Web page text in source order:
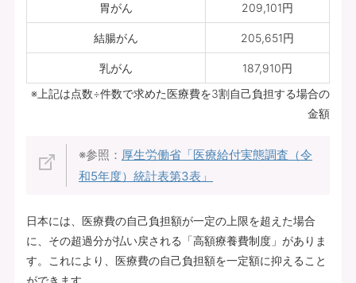
胃がん 209,101円
結腸がん 205,651円
乳がん
187,910円
※上記は点数÷件数で求めた医療費を3割自己負担する場合の
金額
※参照： 厚生労働省「医療給付実態調査（令
和5年度）統計表第3表」
日本には、医療費の自己負担額が一定の上限を超えた場合
に、その超過分が払い戻される「高額療養費制度」がありま
す。これにより、医療費の自己負担額を一定額に抑えること